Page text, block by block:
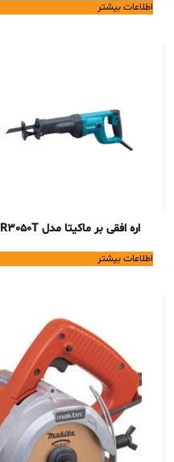
اطلاعات بیشتر
اره افقی بر ماکیتا مدل JR3050T
اطلاعات بیشتر